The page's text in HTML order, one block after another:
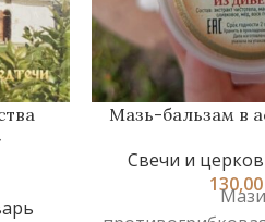
Мазь-бальзам в
Свечи и
130,00
Мази